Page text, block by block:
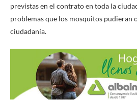
previstas en el contrato en toda la
problemas que los mosquitos pudieran
ciudadanía.